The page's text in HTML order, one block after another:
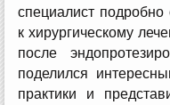
специалист
к хирургическому
после
поделился
практики и